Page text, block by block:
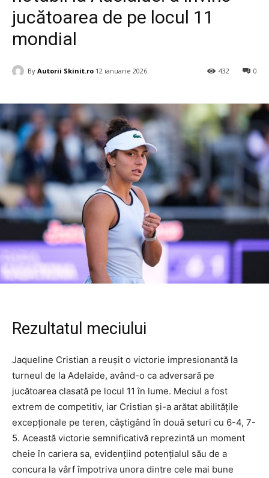
jucătoarea de pe locul 11
mondial
By Autorii Skinit.ro 12 ianuarie 2026 0
432
Rezultatul meciului
Jaqueline Cristian a reușit o victorie impresionantă la
turneul de la Adelaide, având-o ca adversară pe
jucătoarea clasată pe locul 11 în lume. Meciul a fost
extrem de competitiv, iar Cristian și-a arătat abilitățile
excepționale pe teren, câștigând în două seturi cu 6-4, 7-
5. Această victorie semnificativă reprezintă un moment
cheie în cariera sa, evidențiind potențialul său de a
concura la vârf împotriva unora dintre cele mai bune